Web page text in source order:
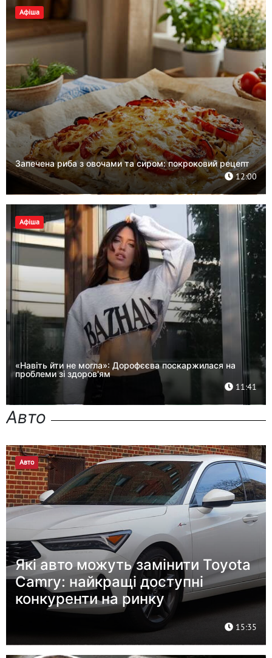
Афіша
Запечена риба з овочами та сиром: покроковий рецепт
12:00
Афіша
«Навіть йти не могла»: Дорофєєва поскаржилася на
проблеми зі здоров'ям
11:41
Авто
Авто
Які авто можуть замінити Toyota
Camry: найкращі доступні
конкуренти на ринку
15:35